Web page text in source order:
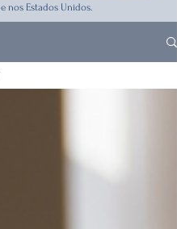
e nos Estados Unidos.